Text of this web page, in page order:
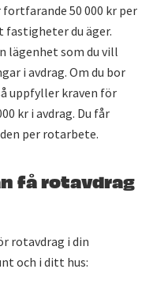
50 000 kr per
du äger.
lägenhet som du vill
i avdrag. Om du bor
uppfyller kraven för
kr i avdrag. Du får
per rotarbete.
få rotavdrag
rotavdrag i din
och i ditt hus: